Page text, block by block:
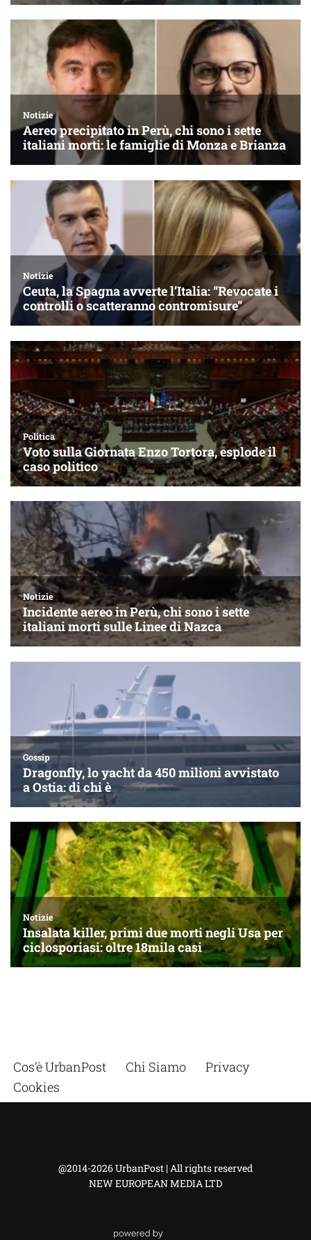
Cos’è UrbanPost Chi Siamo
Privacy
Cookies
@2014-2026 UrbanPost | All rights reserved
NEW EUROPEAN MEDIA LTD